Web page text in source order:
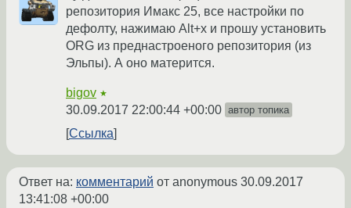
репозитория Имакс 25, все настройки по
дефолту, нажимаю Alt+x и прошу установить
ORG из преднастроеного репозитория (из
Эльпы). А оно матерится.
bigov ★
30.09.2017 22:00:44 +00:00 автор топика
Ссылка
Ответ на: комментарий от anonymous 30.09.2017
13:41:08 +00:00